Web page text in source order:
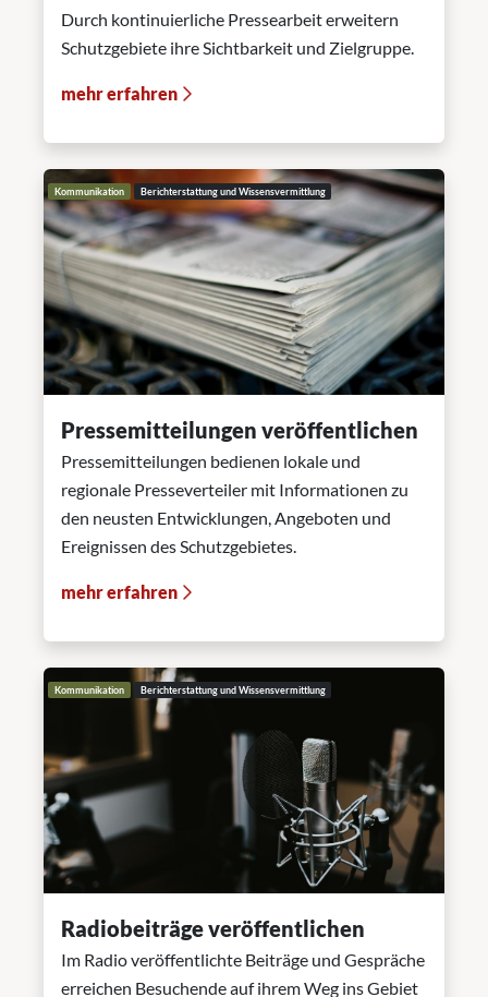
Durch kontinuierliche Pressearbeit erweitern
Schutzgebiete ihre Sichtbarkeit und Zielgruppe.
mehr erfahren
Kommunikation Berichterstattung und Wissensvermittlung
Pressemitteilungen veröffentlichen
Pressemitteilungen bedienen lokale und
regionale Presseverteiler mit Informationen zu
den neusten Entwicklungen, Angeboten und
Ereignissen des Schutzgebietes.
mehr erfahren
Kommunikation Berichterstattung und Wissensvermittlung
Radiobeiträge veröffentlichen
Im Radio veröffentlichte Beiträge und Gespräche
erreichen Besuchende auf ihrem Weg ins Gebiet